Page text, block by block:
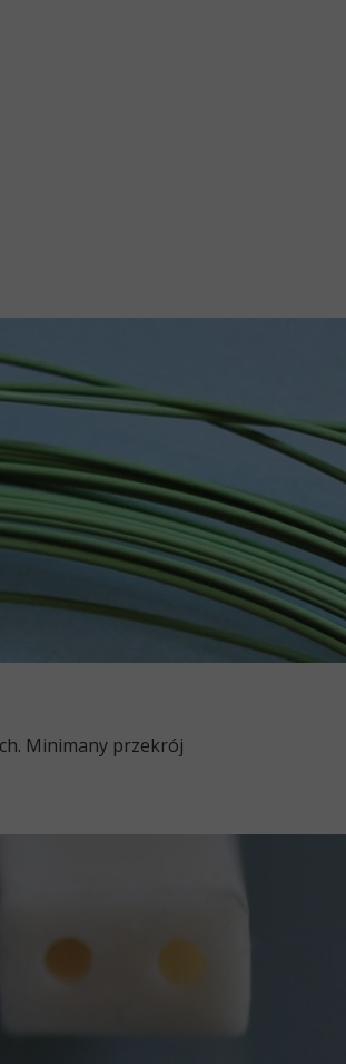
Minimany przekrój